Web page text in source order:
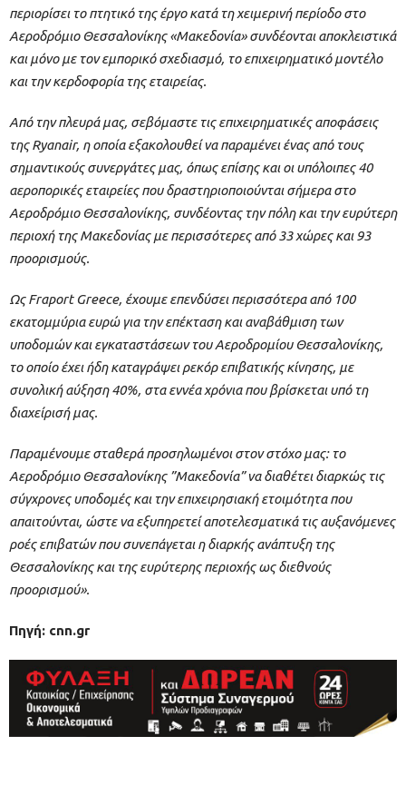
περιορίσει το πτητικό της έργο κατά τη χειμερινή περίοδο στο
Αεροδρόμιο Θεσσαλονίκης «Μακεδονία» συνδέονται αποκλειστικά
και μόνο με τον εμπορικό σχεδιασμό, το επιχειρηματικό μοντέλο
και την κερδοφορία της εταιρείας.
Από την πλευρά μας, σεβόμαστε τις επιχειρηματικές αποφάσεις
της Ryanair, η οποία εξακολουθεί να παραμένει ένας από τους
σημαντικούς συνεργάτες μας, όπως επίσης και οι υπόλοιπες 40
αεροπορικές εταιρείες που δραστηριοποιούνται σήμερα στο
Αεροδρόμιο Θεσσαλονίκης, συνδέοντας την πόλη και την ευρύτερη
περιοχή της Μακεδονίας με περισσότερες από 33 χώρες και 93
προορισμούς.
Ως Fraport Greece, έχουμε επενδύσει περισσότερα από 100
εκατομμύρια ευρώ για την επέκταση και αναβάθμιση των
υποδομών και εγκαταστάσεων του Αεροδρομίου Θεσσαλονίκης,
το οποίο έχει ήδη καταγράψει ρεκόρ επιβατικής κίνησης, με
συνολική αύξηση 40%, στα εννέα χρόνια που βρίσκεται υπό τη
διαχείρισή μας.
Παραμένουμε σταθερά προσηλωμένοι στον στόχο μας: το
Αεροδρόμιο Θεσσαλονίκης ”Μακεδονία” να διαθέτει διαρκώς τις
σύγχρονες υποδομές και την επιχειρησιακή ετοιμότητα που
απαιτούνται, ώστε να εξυπηρετεί αποτελεσματικά τις αυξανόμενες
ροές επιβατών που συνεπάγεται η διαρκής ανάπτυξη της
Θεσσαλονίκης και της ευρύτερης περιοχής ως διεθνούς
προορισμού».
Πηγή: cnn.gr